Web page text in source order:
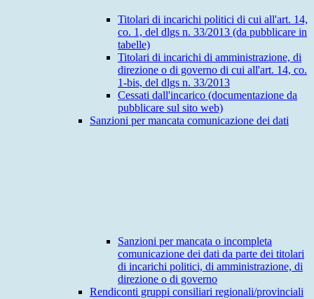
Titolari di incarichi politici di cui all'art. 14,
co. 1, del dlgs n. 33/2013 (da pubblicare in
tabelle)
Titolari di incarichi di amministrazione, di
direzione o di governo di cui all'art. 14, co.
1-bis, del dlgs n. 33/2013
Cessati dall'incarico (documentazione da
pubblicare sul sito web)
Sanzioni per mancata comunicazione dei dati
Sanzioni per mancata o incompleta
comunicazione dei dati da parte dei titolari
di incarichi politici, di amministrazione, di
direzione o di governo
Rendiconti gruppi consiliari regionali/provinciali